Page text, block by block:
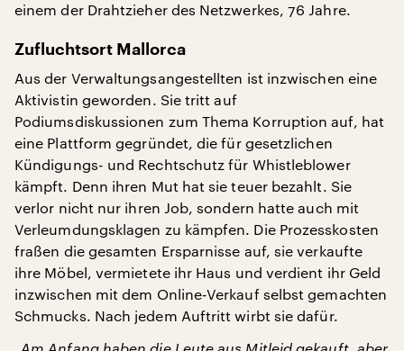
einem der Drahtzieher des Netzwerkes, 76 Jahre.
Zufluchtsort Mallorca
Aus der Verwaltungsangestellten ist inzwischen eine
Aktivistin geworden. Sie tritt auf
Podiumsdiskussionen zum Thema Korruption auf, hat
eine Plattform gegründet, die für gesetzlichen
Kündigungs- und Rechtschutz für Whistleblower
kämpft. Denn ihren Mut hat sie teuer bezahlt. Sie
verlor nicht nur ihren Job, sondern hatte auch mit
Verleumdungsklagen zu kämpfen. Die Prozesskosten
fraßen die gesamten Ersparnisse auf, sie verkaufte
ihre Möbel, vermietete ihr Haus und verdient ihr Geld
inzwischen mit dem Online-Verkauf selbst gemachten
Schmucks. Nach jedem Auftritt wirbt sie dafür.